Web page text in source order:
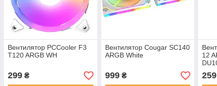
Вентилятор PCCooler F3
T120 ARGB WH
299 ₴
Вентилятор Cougar SC140
ARGB White
999₴
12
мм,
259